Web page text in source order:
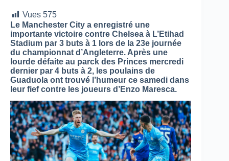
Vues 575
Le Manchester City a enregistré une
importante victoire contre Chelsea à L’Etihad
Stadium par 3 buts à 1 lors de la 23e journée
du championnat d’Angleterre. Après une
lourde défaite au parck des Princes mercredi
dernier par 4 buts à 2, les poulains de
Guaduola ont trouvé l’humeur ce samedi dans
leur fief contre les joueurs d’Enzo Maresca.